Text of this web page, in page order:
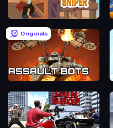
Western Sniper
Originals
Assault Bots